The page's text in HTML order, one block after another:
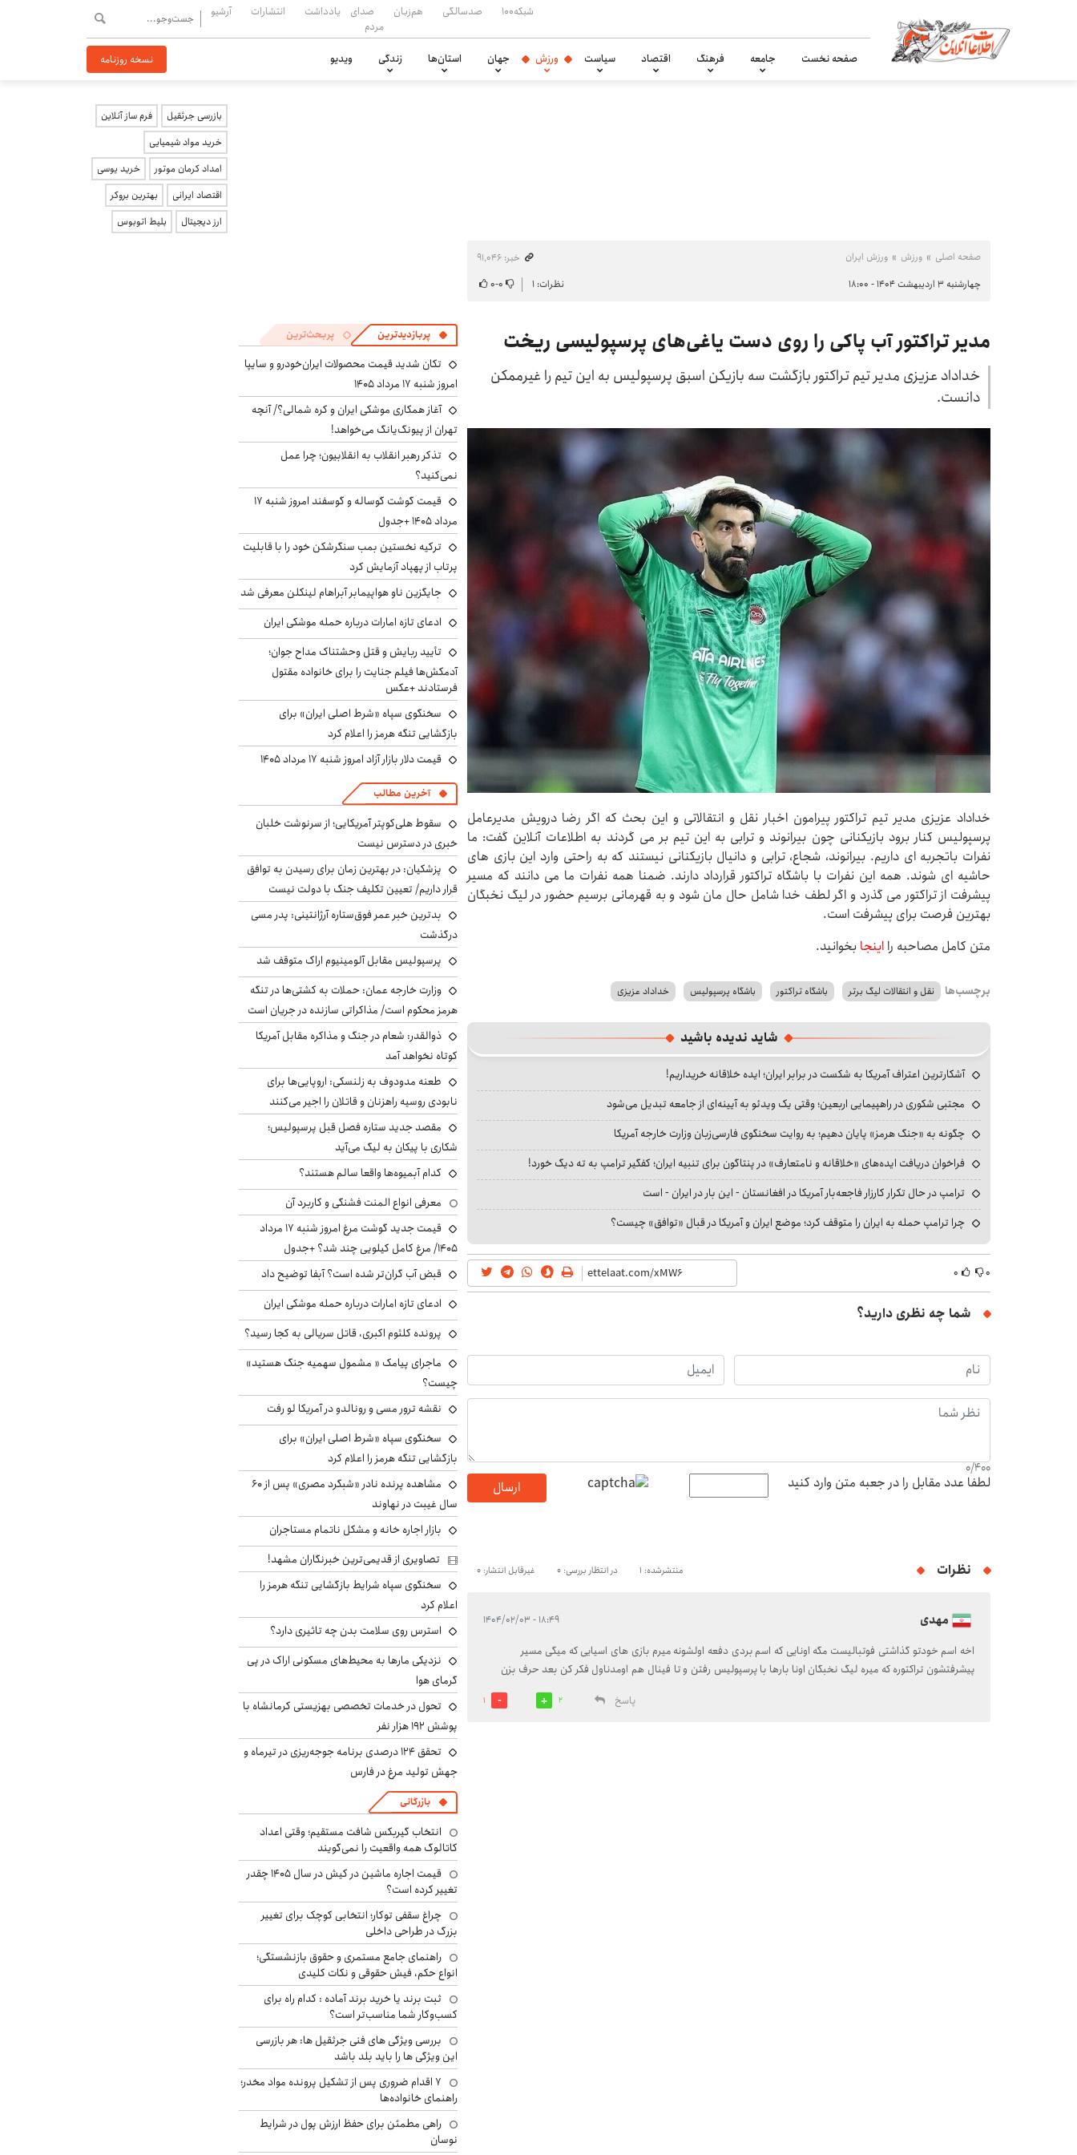
شبکه۱۰۰ صدسالگی هم‌زبان
صدای
مردم
یادداشت انتشارات آرشیو
صفحه نخست جامعه فرهنگ اقتصاد سیاست ورزش جهان استان‌ها زندگی ویدیو نسخه روزنامه
صفحه اصلی ورزش ورزش ایران
خبر: ۹۱٬۰۴۶
چهارشنبه ۳ اردیبهشت ۱۴۰۴ - ۱۸:۰۰
نظرات: ۱ ۰-۰
مدیر تراکتور آب پاکی را روی دست یاغی‌های پرسپولیسی ریخت
خداداد عزیزی مدیر تیم تراکتور بازگشت سه بازیکن اسبق پرسپولیس به این تیم را غیرممکن
دانست.
خداداد عزیزی مدیر تیم تراکتور پیرامون اخبار نقل و انتقالاتی و این بحث که اگر رضا درویش مدیرعامل
پرسپولیس کنار برود بازیکنانی چون بیرانوند و ترابی به این تیم بر می گردند به اطلاعات آنلاین گفت: ما
نفرات باتجربه ای داریم. بیرانوند، شجاع، ترابی و دانیال بازیکنانی نیستند که به راحتی وارد این بازی های
حاشیه ای شوند. همه این نفرات با باشگاه تراکتور قرارداد دارند. ضمنا همه نفرات ما می دانند که مسیر
پیشرفت از تراکتور می گذرد و اگر لطف خدا شامل حال مان شود و به قهرمانی برسیم حضور در لیگ نخبگان
بهترین فرصت برای پیشرفت است.
متن کامل مصاحبه را اینجا بخوانید.
برچسب‌ها نقل و انتقالات لیگ برتر باشگاه تراکتور باشگاه پرسپولیس خداداد عزیزی
شاید ندیده باشید
آشکارترین اعتراف آمریکا به شکست در برابر ایران؛ ایده خلاقانه خریداریم!
مجتبی شکوری در راهپیمایی اربعین؛ وقتی یک ویدئو به آیینه‌ای از جامعه تبدیل می‌شود
چگونه به «جنگ هرمز» پایان دهیم؛ به روایت سخنگوی فارسی‌زبان وزارت خارجه آمریکا
فراخوان دریافت ایده‌های «خلاقانه و نامتعارف» در پنتاگون برای تنبیه ایران؛ کفگیر ترامپ به ته دیگ خورد!
ترامپ در حال تکرار کارزار فاجعه‌بار آمریکا در افغانستان - این بار در ایران - است
چرا ترامپ حمله به ایران را متوقف کرد؛ موضع ایران و آمریکا در قبال «توافق» چیست؟
۰ ۰
شما چه نظری دارید؟
0/400
لطفا عدد مقابل را در جعبه متن وارد کنید ارسال
نظرات منتشرشده: 1 در انتظار بررسی: 0 غیرقابل انتشار: 0
مهدی ۱۸:۴۹ - ۱۴۰۴/۰۲/۰۳
اخه اسم خودتو گذاشتی فوتبالیست مگه اونایی که اسم بردی دفعه اولشونه میرم بازی های اسیایی که میگی مسیر
پیشرفتشون تراکتوره که میره لیگ نخبگان اونا بارها با پرسپولیس رفتن و تا فینال هم اومدناول فکر کن بعد حرف بزن
پاسخ
2
1
پربازدیدترین پربحث‌ترین
تکان شدید قیمت محصولات ایران‌خودرو و سایپا
امروز شنبه ۱۷ مرداد ۱۴۰۵
آغاز همکاری موشکی ایران و کره شمالی؟/ آنچه
تهران از پیونگ‌یانگ می‌خواهد!
تذکر رهبر انقلاب به انقلابیون؛ چرا عمل
نمی‌کنید؟
قیمت گوشت گوساله و گوسفند امروز شنبه ۱۷
مرداد ۱۴۰۵ +جدول
ترکیه نخستین بمب سنگرشکن خود را با قابلیت
پرتاب از پهپاد آزمایش کرد
جایگزین ناو هواپیمابر آبراهام لینکلن معرفی شد
ادعای تازه امارات درباره حمله موشکی ایران
تأیید ربایش و قتل وحشتناک مداح جوان؛
آدمکش‌ها فیلم جنایت را برای خانواده مقتول
فرستادند +عکس
سخنگوی سپاه «شرط اصلی ایران» برای
بازگشایی تنگه هرمز را اعلام کرد
قیمت دلار بازار آزاد امروز شنبه ۱۷ مرداد ۱۴۰۵
آخرین مطالب
سقوط هلی‌کوپتر آمریکایی؛ از سرنوشت خلبان
خبری در دسترس نیست
پزشکیان‌: در بهترین زمان برای رسیدن به توافق
قرار داریم/ تعیین تکلیف جنگ با دولت نیست
بدترین خبر عمر فوق‌ستاره آرژانتینی: پدر مسی
درگذشت
پرسپولیس مقابل آلومینیوم اراک متوقف شد
وزارت خارجه عمان: حملات به کشتی‌ها در تنگه
هرمز محکوم است/ مذاکراتی سازنده در جریان است
ذوالقدر: شعام در جنگ و مذاکره مقابل آمریکا
کوتاه نخواهد آمد
طعنه مدودوف به زلنسکی: اروپایی‌ها برای
نابودی روسیه راهزنان و قاتلان را اجیر می‌کنند
مقصد جدید ستاره فصل قبل پرسپولیس؛
شکاری با پیکان به لیگ می‌آید
کدام آبمیوه‌ها واقعا سالم هستند؟
معرفی انواع المنت فشنگی و کاربرد آن
قیمت جدید گوشت مرغ امروز شنبه ۱۷ مرداد
۱۴۰۵/ مرغ کامل کیلویی چند شد؟ +جدول
قبض آب گران‌تر شده است؟ آبفا توضیح داد
ادعای تازه امارات درباره حمله موشکی ایران
پرونده کلثوم اکبری، قاتل سریالی به کجا رسید؟
ماجرای پیامک « مشمول سهمیه جنگ هستید»
چیست؟
نقشه ترور مسی و رونالدو در آمریکا لو رفت
سخنگوی سپاه «شرط اصلی ایران» برای
بازگشایی تنگه هرمز را اعلام کرد
مشاهده پرنده نادر «شبگرد مصری» پس از ۶۰
سال غیبت در نهاوند
بازار اجاره خانه و مشکل ناتمام مستاجران
تصاویری از قدیمی‌ترین خبرنگاران مشهد!
سخنگوی سپاه شرایط بازگشایی تنگه هرمز را
اعلام کرد
استرس روی سلامت بدن چه تاثیری دارد؟
نزدیکی مارها به محیط‌های مسکونی اراک در پی
گرمای هوا
تحول در خدمات تخصصی بهزیستی کرمانشاه با
پوشش ۱۹۲ هزار نفر
تحقق ۱۲۴ درصدی برنامه جوجه‌ریزی در تیرماه و
جهش تولید مرغ در فارس
بازرگانی
انتخاب گیربکس شافت مستقیم؛ وقتی اعداد
کاتالوگ همه واقعیت را نمی‌گویند
قیمت اجاره ماشین در کیش در سال ۱۴۰۵ چقدر
تغییر کرده است؟
چراغ سقفی توکار؛ انتخابی کوچک برای تغییر
بزرگ در طراحی داخلی
راهنمای جامع مستمری و حقوق بازنشستگی؛
انواع حکم، فیش حقوقی و نکات کلیدی
ثبت برند یا خرید برند آماده : کدام راه برای
کسب‌وکار شما مناسب‌تر است؟
بررسی ویژگی های فنی جرثقیل ها: هر بازرسی
این ویژگی ها را باید بلد باشد
۷ اقدام ضروری پس از تشکیل پرونده مواد مخدر؛
راهنمای خانواده‌ها
راهی مطمئن برای حفظ ارزش پول در شرایط
نوسان
بازرسی جرثقیل
فرم ساز آنلاین
خرید مواد شیمیایی
امداد کرمان موتور
خرید یوسی
اقتصاد ایرانی
بهترین بروکر
ارز دیجیتال
بلیط اتوبوس